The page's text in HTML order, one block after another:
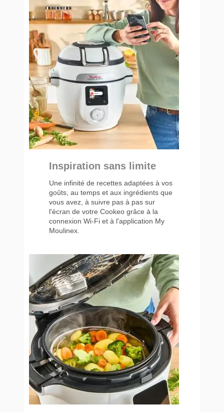
Inspiration sans limite
Une infinité de recettes adaptées à vos
goûts, au temps et aux ingrédients que
vous avez, à suivre pas à pas sur
l'écran de votre Cookeo grâce à la
connexion Wi-Fi et à l'application My
Moulinex.